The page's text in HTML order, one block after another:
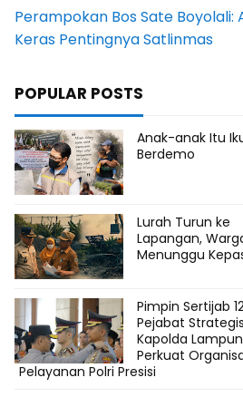
Perampokan Bos Sate Boyolali:
Keras Pentingnya Satlinmas
POPULAR POSTS
Anak-anak Itu
Berdemo
Lurah Turun ke
Lapangan,
Menunggu
Pimpin Sertijab
Pejabat
Kapolda
Perkuat
Pelayanan Polri Presisi